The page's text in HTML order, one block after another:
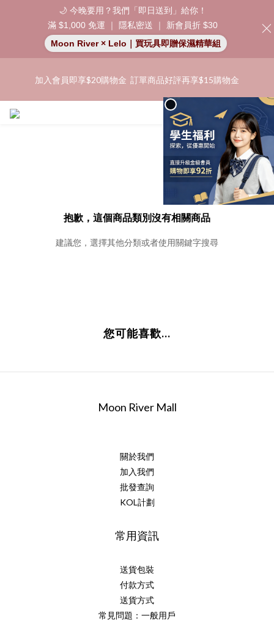
立即註冊成為會員！
「保密出貨」（無店鋪資訊、一般紙箱）、隱私保護、加密付款、
立即註冊成為會員！
加入會員即享$20購物金  訂單商品好評再享$15購物金
👑 會員特權： 全場滿 $200 免運費 | 🚪 非會員： 運費 $30 | 我們將
嚴格保密你的購物紀錄，絕不洩露。
「保密出貨」（無店鋪資訊、一般紙箱）、隱私保護、加密付款、
立即註冊成為會員！
抱歉，這個商品類別沒有相關商品
建議您，選擇其他分類或者使用關鍵字搜尋
您可能喜歡...
Moon River Mall
關於我們
加入我們
批發查詢
KOL計劃
常用資訊
送貨包裝
付款方式
送貨方式
常見問題：一般用戶
🌙 今晚要用？我們「即日送到」給你！
滿 $1,000 免運 ｜ 隱私密送 ｜ 新會員折 $30
Moon River × Lelo｜買玩具即贈保濕精華組